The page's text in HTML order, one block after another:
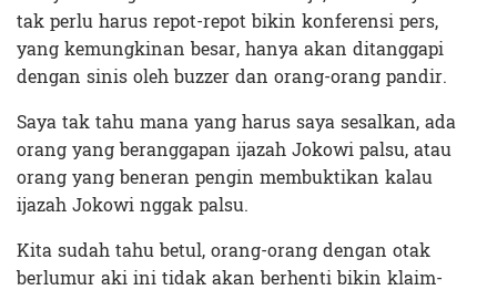
tak perlu harus repot-repot bikin konferensi pers,
yang kemungkinan besar, hanya akan ditanggapi
dengan sinis oleh buzzer dan orang-orang pandir.
Saya tak tahu mana yang harus saya sesalkan, ada
orang yang beranggapan ijazah Jokowi palsu, atau
orang yang beneran pengin membuktikan kalau
ijazah Jokowi nggak palsu.
Kita sudah tahu betul, orang-orang dengan otak
berlumur aki ini tidak akan berhenti bikin klaim-